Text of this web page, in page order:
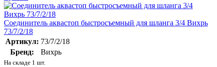
Соединитель аквастоп быстросъемный для шланга 3/4 Вихрь
73/7/2/18
Артикул: 73/7/2/18
Бренд:
Вихрь
На складе 1 шт.